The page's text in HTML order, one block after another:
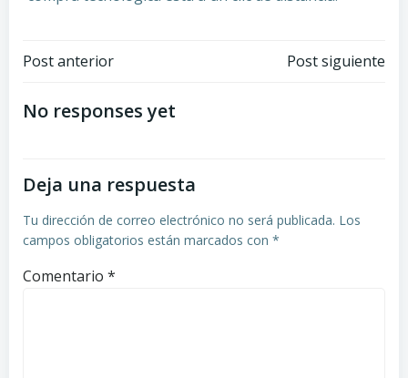
Navegación
de
Post anterior
Navegación
Post siguiente
No responses yet
Deja una respuesta
Tu dirección de correo electrónico no será publicada. Los
campos obligatorios están marcados con *
Comentario *